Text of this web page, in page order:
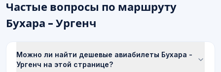
Частые вопросы по маршруту
Бухара - Ургенч
Можно ли найти дешевые авиабилеты Бухара -
Ургенч на этой странице?